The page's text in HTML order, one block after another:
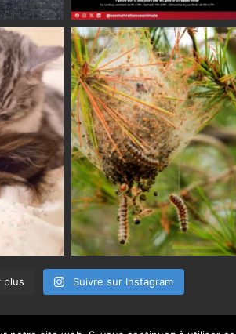
plus Suivre sur Instagram